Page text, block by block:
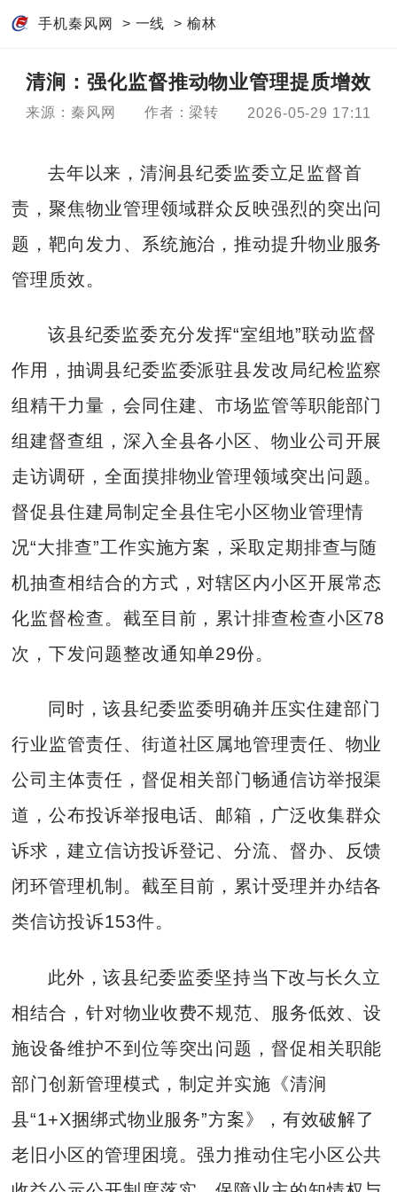
手机秦风网 > 一线 > 榆林
清涧：强化监督推动物业管理提质增效
来源：秦风网 作者：梁转 2026-05-29 17:11
去年以来，清涧县纪委监委立足监督首
责，聚焦物业管理领域群众反映强烈的突出问
题，靶向发力、系统施治，推动提升物业服务
管理质效。
该县纪委监委充分发挥“室组地”联动监督
作用，抽调县纪委监委派驻县发改局纪检监察
组精干力量，会同住建、市场监管等职能部门
组建督查组，深入全县各小区、物业公司开展
走访调研，全面摸排物业管理领域突出问题。
督促县住建局制定全县住宅小区物业管理情
况“大排查”工作实施方案，采取定期排查与随
机抽查相结合的方式，对辖区内小区开展常态
化监督检查。截至目前，累计排查检查小区78
次，下发问题整改通知单29份。
同时，该县纪委监委明确并压实住建部门
行业监管责任、街道社区属地管理责任、物业
公司主体责任，督促相关部门畅通信访举报渠
道，公布投诉举报电话、邮箱，广泛收集群众
诉求，建立信访投诉登记、分流、督办、反馈
闭环管理机制。截至目前，累计受理并办结各
类信访投诉153件。
此外，该县纪委监委坚持当下改与长久立
相结合，针对物业收费不规范、服务低效、设
施设备维护不到位等突出问题，督促相关职能
部门创新管理模式，制定并实施《清涧
县“1+X捆绑式物业服务”方案》，有效破解了
老旧小区的管理困境。强力推动住宅小区公共